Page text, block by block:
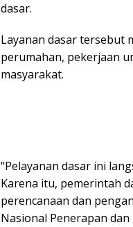
dasar.
Layanan dasar tersebut
perumahan, pekerjaan
masyarakat.
“Pelayanan dasar ini
Karena itu, pemerintah
perencanaan dan
Nasional Penerapan